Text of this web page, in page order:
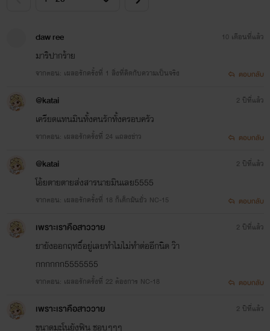
daw ree
มาริปากร้าย
จากตอน: เผลอรักครั้งที่ 1 สิ่งที่คิดกับความเป็นจริง
10 เดือนที่แล้ว
ตอบกลับ
@katai
เครียดแทนมินทั้งคนรักทั้งครอบครัว
จากตอน: เผลอรักครั้งที่ 24 แถลงข่าว
2 ปีที่แล้ว
ตอบกลับ
@katai
โอ้ยตายตายส่งสารนายมินเลย5555
จากตอน: เผลอรักครั้งที่ 18 ก็เด็กมันยั่ว NC-15
2 ปีที่แล้ว
ตอบกลับ
เพราะเราคือสาววาย
ยายังออกฤทธิ์อยู่เลยทําไมไม่ทําต่ออีกนิด ว๊า
กกกกกก5555555
จากตอน: เผลอรักครั้งที่ 22 ต้องการ NC-18
2 ปีที่แล้ว
ตอบกลับ
เพราะเราคือสาววาย
ขนาดมะโนยังฟิน ชอบๆๆๆ
2 ปีที่แล้ว